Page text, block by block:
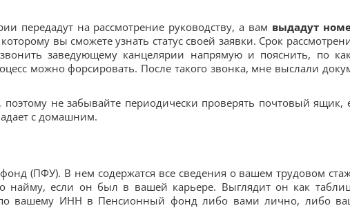
передадут на рассмотрение руководству, а вам выдадут
вы сможете узнать статус своей заявки. Срок
заведующему канцелярии напрямую и пояснить, по
можно форсировать. После такого звонка, мне выслали
поэтому не забывайте периодически проверять почтовый ящик,
с домашним.
(ПФУ). В нем содержатся все сведения о вашем трудовом
найму, если он был в вашей карьере. Выглядит он как
по вашему ИНН в Пенсионный фонд либо вами лично, либо